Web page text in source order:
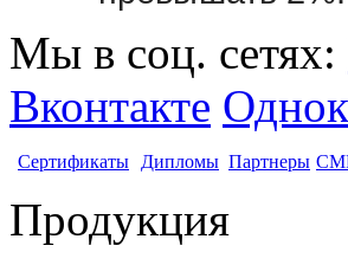
Мы в соц. сетях:
Вконтакте
Сертификаты Дипломы Партнеры
Продукция